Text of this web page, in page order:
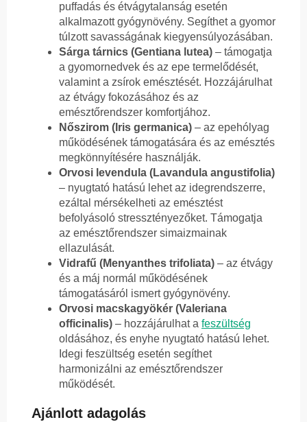
puffadás és étvágytalanság esetén
alkalmazott gyógynövény. Segíthet a gyomor
túlzott savasságának kiegyensúlyozásában.
Sárga tárnics (Gentiana lutea) – támogatja
a gyomornedvek és az epe termelődését,
valamint a zsírok emésztését. Hozzájárulhat
az étvágy fokozásához és az
emésztőrendszer komfortjához.
Nőszirom (Iris germanica) – az epehólyag
működésének támogatására és az emésztés
megkönnyítésére használják.
Orvosi levendula (Lavandula angustifolia)
– nyugtató hatású lehet az idegrendszerre,
ezáltal mérsékelheti az emésztést
befolyásoló stressztényezőket. Támogatja
az emésztőrendszer simaizmainak
ellazulását.
Vidrafű (Menyanthes trifoliata) – az étvágy
és a máj normál működésének
támogatásáról ismert gyógynövény.
Orvosi macskagyökér (Valeriana
officinalis) – hozzájárulhat a feszültség
oldásához, és enyhe nyugtató hatású lehet.
Idegi feszültség esetén segíthet
harmonizálni az emésztőrendszer
működését.
Ajánlott adagolás